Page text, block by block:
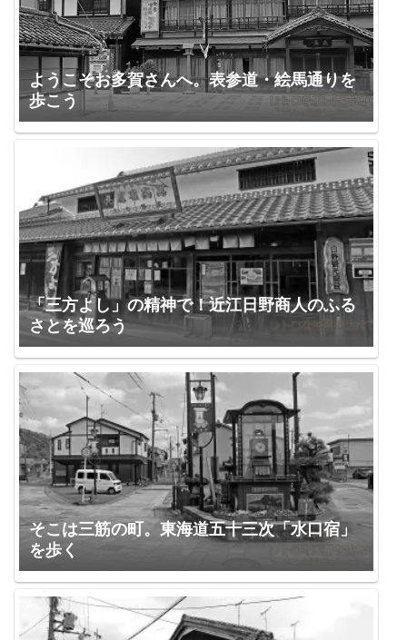
ようこそお多賀さんへ。表参道・絵馬通りを
歩こう
「三方よし」の精神で！近江日野商人のふる
さとを巡ろう
そこは三筋の町。東海道五十三次「水口宿」
を歩く